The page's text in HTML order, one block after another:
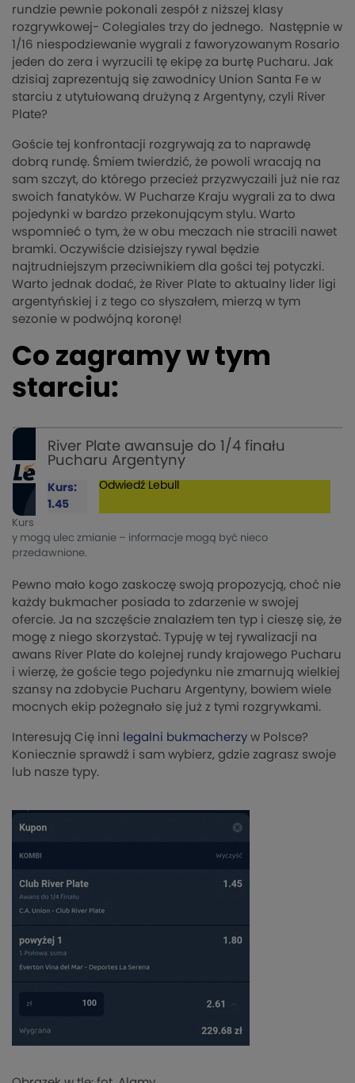
rundzie pewnie pokonali zespół z niższej klasy
rozgrywkowej- Colegiales trzy do jednego. Następnie w
1/16 niespodziewanie wygrali z faworyzowanym Rosario
jeden do zera i wyrzucili tę ekipę za burtę Pucharu. Jak
dzisiaj zaprezentują się zawodnicy Union Santa Fe w
starciu z utytułowaną drużyną z Argentyny, czyli River
Plate?
Goście tej konfrontacji rozgrywają za to naprawdę
dobrą rundę. Śmiem twierdzić, że powoli wracają na
sam szczyt, do którego przecież przyzwyczaili już nie raz
swoich fanatyków. W Pucharze Kraju wygrali za to dwa
pojedynki w bardzo przekonującym stylu. Warto
wspomnieć o tym, że w obu meczach nie stracili nawet
bramki. Oczywiście dzisiejszy rywal będzie
najtrudniejszym przeciwnikiem dla gości tej potyczki.
Warto jednak dodać, że River Plate to aktualny lider ligi
argentyńskiej i z tego co słyszałem, mierzą w tym
sezonie w podwójną koronę!
Co zagramy w tym
starciu:
River Plate awansuje do 1/4 finału
Pucharu Argentyny
Kurs:
1.45
Odwiedź Lebull
Kurs
y mogą ulec zmianie – informacje mogą być nieco
przedawnione.
Pewno mało kogo zaskoczę swoją propozycją, choć nie
każdy bukmacher posiada to zdarzenie w swojej
ofercie. Ja na szczęście znalazłem ten typ i cieszę się, że
mogę z niego skorzystać. Typuję w tej rywalizacji na
awans River Plate do kolejnej rundy krajowego Pucharu
i wierzę, że goście tego pojedynku nie zmarnują wielkiej
szansy na zdobycie Pucharu Argentyny, bowiem wiele
mocnych ekip pożegnało się już z tymi rozgrywkami.
Interesują Cię inni legalni bukmacherzy w Polsce?
Koniecznie sprawdź i sam wybierz, gdzie zagrasz swoje
lub nasze typy.